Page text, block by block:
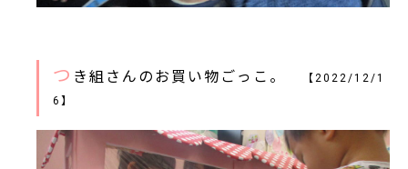
つ き組さんのお買い物ごっこ。
【2022/12/1
6】